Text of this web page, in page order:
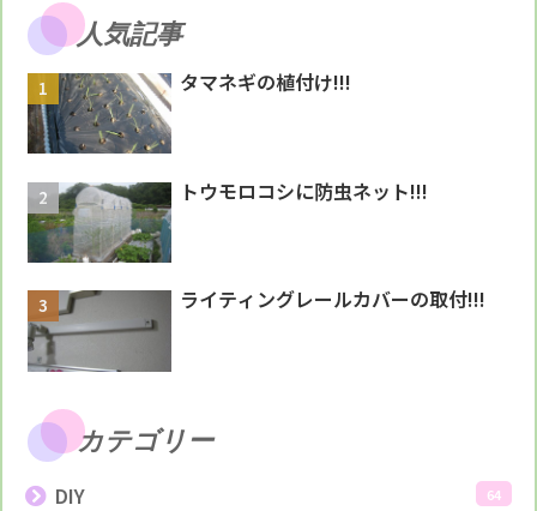
人気記事
タマネギの植付け!!!
トウモロコシに防虫ネット!!!
ライティングレールカバーの取付!!!
カテゴリー
DIY 64